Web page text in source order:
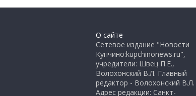
О сайте
Сетевое издание "Новости
Купчино:kupchinonews.ru",
учредители: Швец П.Е.,
Волохонский В.Л. Главный
редактор - Волохонский В.Л.
Адрес редакции: Санкт-